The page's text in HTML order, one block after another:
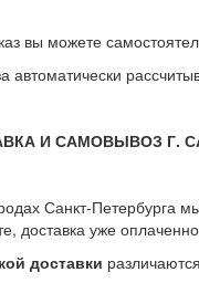
вы можете
автоматически
И САМОВЫВОЗ Г.
Санкт-Петербурга
доставка уже
доставки